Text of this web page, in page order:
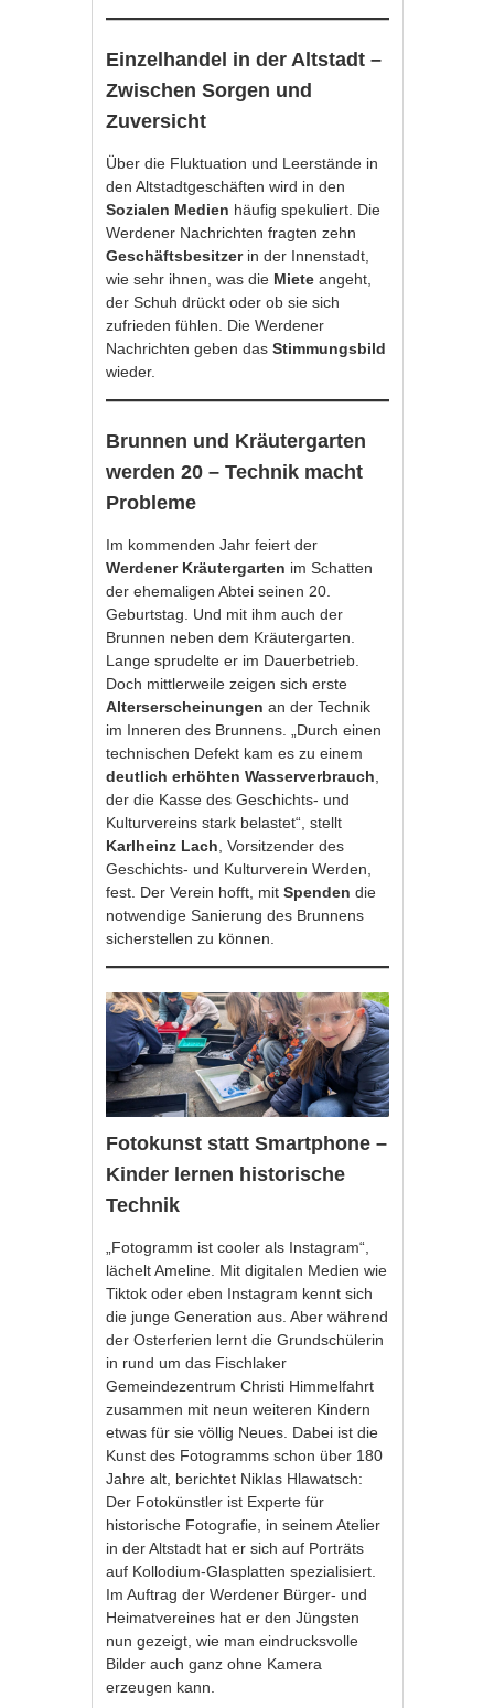
Einzelhandel in der Altstadt –
Zwischen Sorgen und
Zuversicht
Über die Fluktuation und Leerstände in
den Altstadtgeschäften wird in den
Sozialen Medien häufig spekuliert. Die
Werdener Nachrichten fragten zehn
Geschäftsbesitzer in der Innenstadt,
wie sehr ihnen, was die Mieteangeht,
der Schuh drückt oder ob sie sich
zufrieden fühlen. Die Werdener
Nachrichten geben dasStimmungsbild
wieder.
Brunnen und Kräutergarten
werden 20 – Technik macht
Probleme
Im kommenden Jahr feiert der
Werdener Kräutergarten im Schatten
der ehemaligen Abtei seinen 20.
Geburtstag. Und mit ihm auch der
Brunnen neben dem Kräutergarten.
Lange sprudelte er im Dauerbetrieb.
Doch mittlerweile zeigen sich erste
Alterserscheinungenan der Technik
im Inneren des Brunnens. „Durch einen
technischen Defekt kam es zu einem
deutlich erhöhten Wasserverbrauch
der die Kasse des Geschichts- und
Kulturvereins stark belastet“, stellt
Karlheinz Lach , Vorsitzender des
Geschichts- und Kulturverein Werden,
fest. Der Verein hofft, mitSpendendie
notwendige Sanierung des Brunnens
sicherstellen zu können.
Fotokunst statt Smartphone –
Kinder lernen historische
Technik
„Fotogramm ist cooler als Instagram“,
lächelt Ameline. Mit digitalen Medien wie
Tiktok oder eben Instagram kennt sich
die junge Generation aus. Aber während
der Osterferien lernt die Grundschülerin
in rund um das Fischlaker
Gemeindezentrum Christi Himmelfahrt
zusammen mit neun weiteren Kindern
etwas für sie völlig Neues. Dabei ist die
Kunst des Fotogramms schon über 180
Jahre alt, berichtet Niklas Hlawatsch:
Der Fotokünstler ist Experte für
historische Fotografie, in seinem Atelier
in der Altstadt hat er sich auf Porträts
auf Kollodium-Glasplatten spezialisiert.
Im Auftrag der Werdener Bürger- und
Heimatvereines hat er den Jüngsten
nun gezeigt, wie man eindrucksvolle
Bilder auch ganz ohne Kamera
erzeugen kann.